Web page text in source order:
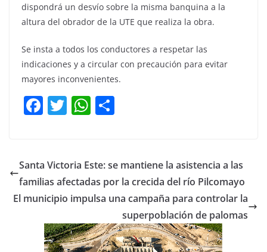
dispondrá un desvío sobre la misma banquina a la
altura del obrador de la UTE que realiza la obra.
Se insta a todos los conductores a respetar las
indicaciones y a circular con precaución para evitar
mayores inconvenientes.
F
e
b
o
o
k
T
er
W
s
A
p
p
p
ar
tir
Santa Victoria Este: se mantiene la asistencia a las
familias afectadas por la crecida del río Pilcomayo
El municipio impulsa una campaña para controlar la
superpoblación de palomas